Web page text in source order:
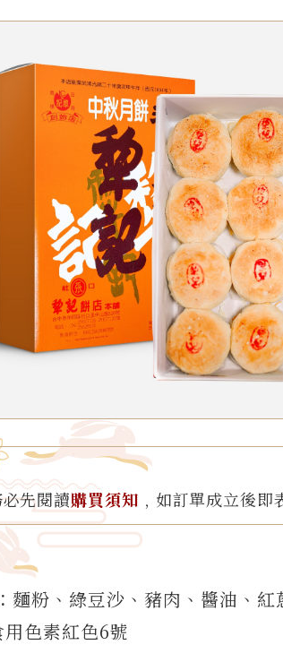
先閱讀購買須知 ﹐如訂單成立後
麵粉、綠豆沙、豬肉、醬油、
色素紅色6號